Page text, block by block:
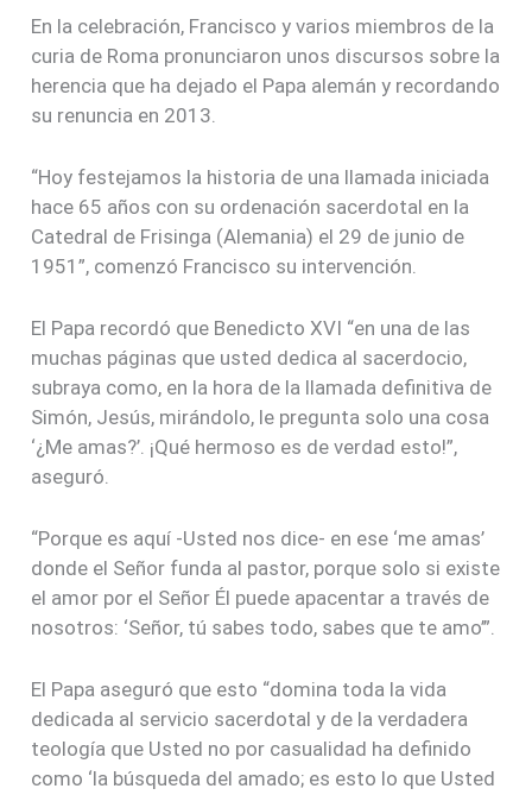
En la celebración, Francisco y varios miembros de la
curia de Roma pronunciaron unos discursos sobre la
herencia que ha dejado el Papa alemán y recordando
su renuncia en 2013.
“Hoy festejamos la historia de una llamada iniciada
hace 65 años con su ordenación sacerdotal en la
Catedral de Frisinga (Alemania) el 29 de junio de
1951”, comenzó Francisco su intervención.
El Papa recordó que Benedicto XVI “en una de las
muchas páginas que usted dedica al sacerdocio,
subraya como, en la hora de la llamada definitiva de
Simón, Jesús, mirándolo, le pregunta solo una cosa
‘¿Me amas?’. ¡Qué hermoso es de verdad esto!”,
aseguró.
“Porque es aquí -Usted nos dice- en ese ‘me amas’
donde el Señor funda al pastor, porque solo si existe
el amor por el Señor Él puede apacentar a través de
nosotros: ‘Señor, tú sabes todo, sabes que te amo’”.
El Papa aseguró que esto “domina toda la vida
dedicada al servicio sacerdotal y de la verdadera
teología que Usted no por casualidad ha definido
como ‘la búsqueda del amado; es esto lo que Usted